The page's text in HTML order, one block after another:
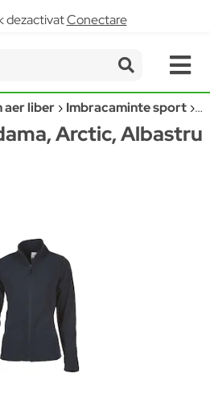
dezactivatConectare
aer liber Imbracaminte sport
Arctic, Albastru